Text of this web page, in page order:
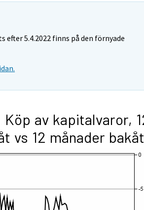
efter 5.4.2022 finns på den förnyade
Köp av kapitalvaror,
vs 12 månader bakåt